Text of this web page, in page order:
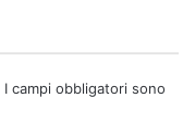
I campi obbligatori sono